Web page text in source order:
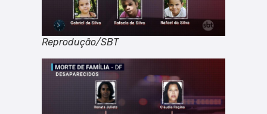
Reprodução/SBT